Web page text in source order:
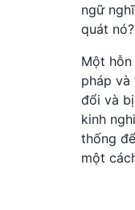
ngữ
quát nó?
Một
pháp
đổi và
kinh
thống
một